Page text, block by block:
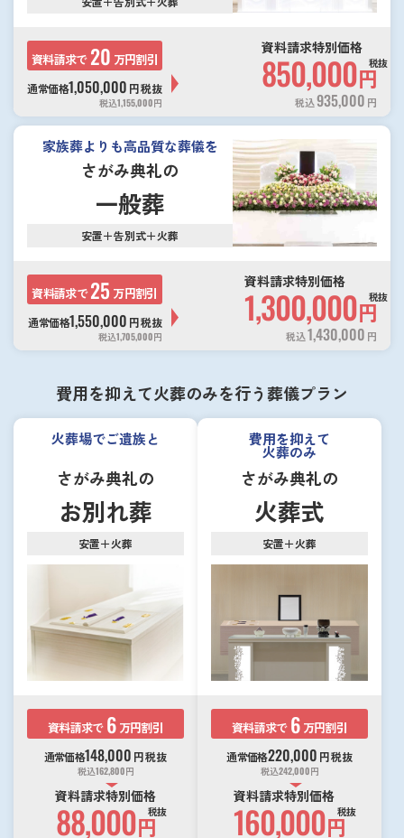
資料請求で 20 万円割引
通常価格1,050,000 円税抜
税込1,155,000円
資料請求特別価格
850,000円
税抜
税込935,000 円
家族葬よりも高品質な葬儀を
さがみ典礼の
一般葬
安置＋告別式＋火葬
資料請求で 25 万円割引
通常価格1,550,000 円税抜
税込1,705,000円
資料請求特別価格
1,300,000円
税抜
税込1,430,000 円
費用を抑えて火葬のみを行う葬儀プラン
火葬場でご遺族と
さがみ典礼の
お別れ葬
安置＋火葬
資料請求で 6 万円割引
通常価格148,000 円税抜
税込162,800円
資料請求特別価格
88,000円
税抜
費用を抑えて
火葬のみ
さがみ典礼の
火葬式
安置＋火葬
資料請求で 6 万円割引
通常価格220,000 円税抜
税込242,000円
資料請求特別価格
160,000円
税抜